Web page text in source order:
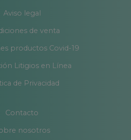
Aviso legal
de venta
productos Covid-19
Litigios en Línea
de Privacidad
Contacto
nosotros